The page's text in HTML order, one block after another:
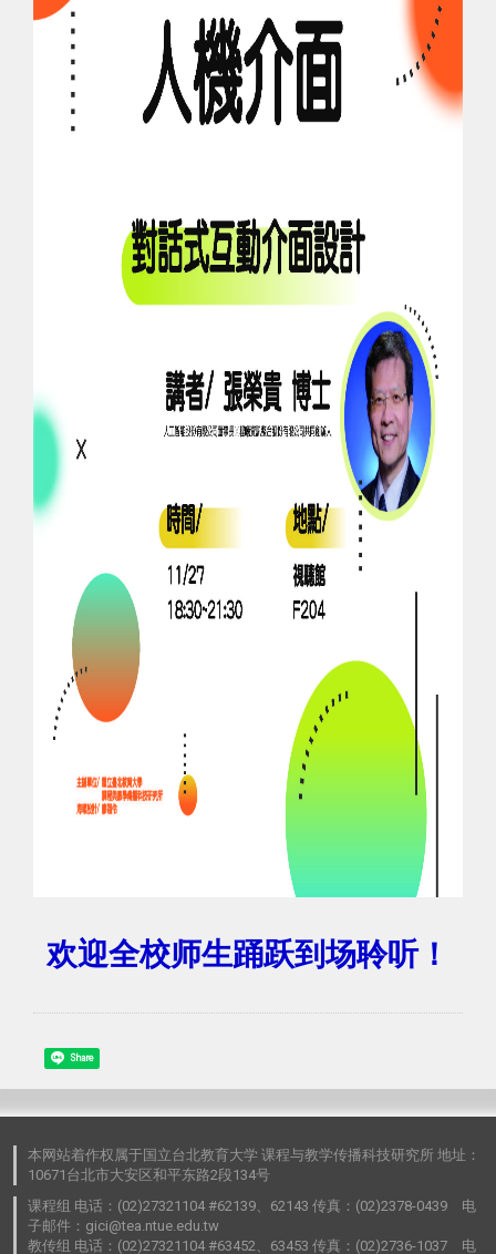
欢迎全校师生踊跃到场聆听！
Share
本网站着作权属于国立台北教育大学 课程与教学传播科技研究所 地址：
10671台北市大安区和平东路2段134号
课程组 电话：(02)27321104 #62139、62143 传真：(02)2378-0439 电
子邮件：gici@tea.ntue.edu.tw
教传组 电话：(02)27321104 #63452、63453 传真：(02)2736-1037 电